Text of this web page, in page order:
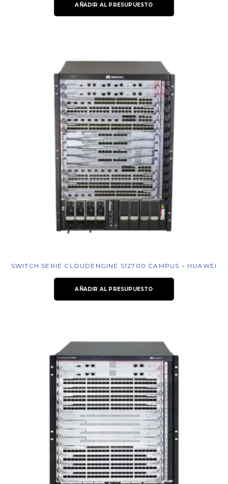
AÑADIR AL PRESUPUESTO
SWITCH SERIE CLOUDENGINE S12700 CAMPUS – HUAWEI
AÑADIR AL PRESUPUESTO